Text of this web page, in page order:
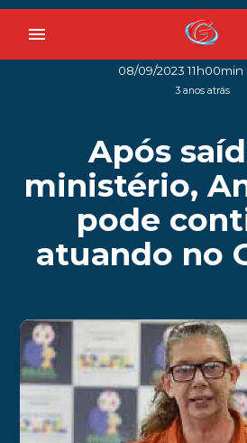
menu
08/09/2023 11h00min
3 anos atrás
Após
ministério,
pode
atuando no